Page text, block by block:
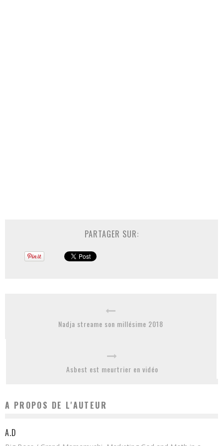
PARTAGER SUR:
Nadja streame son millésime 2018
Asbest est meurtrier en vidéo
A PROPOS DE L'AUTEUR
A.D